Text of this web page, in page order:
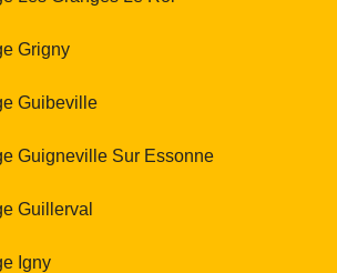
Grigny
Guibeville
Guigneville Sur Essonne
Guillerval
Igny